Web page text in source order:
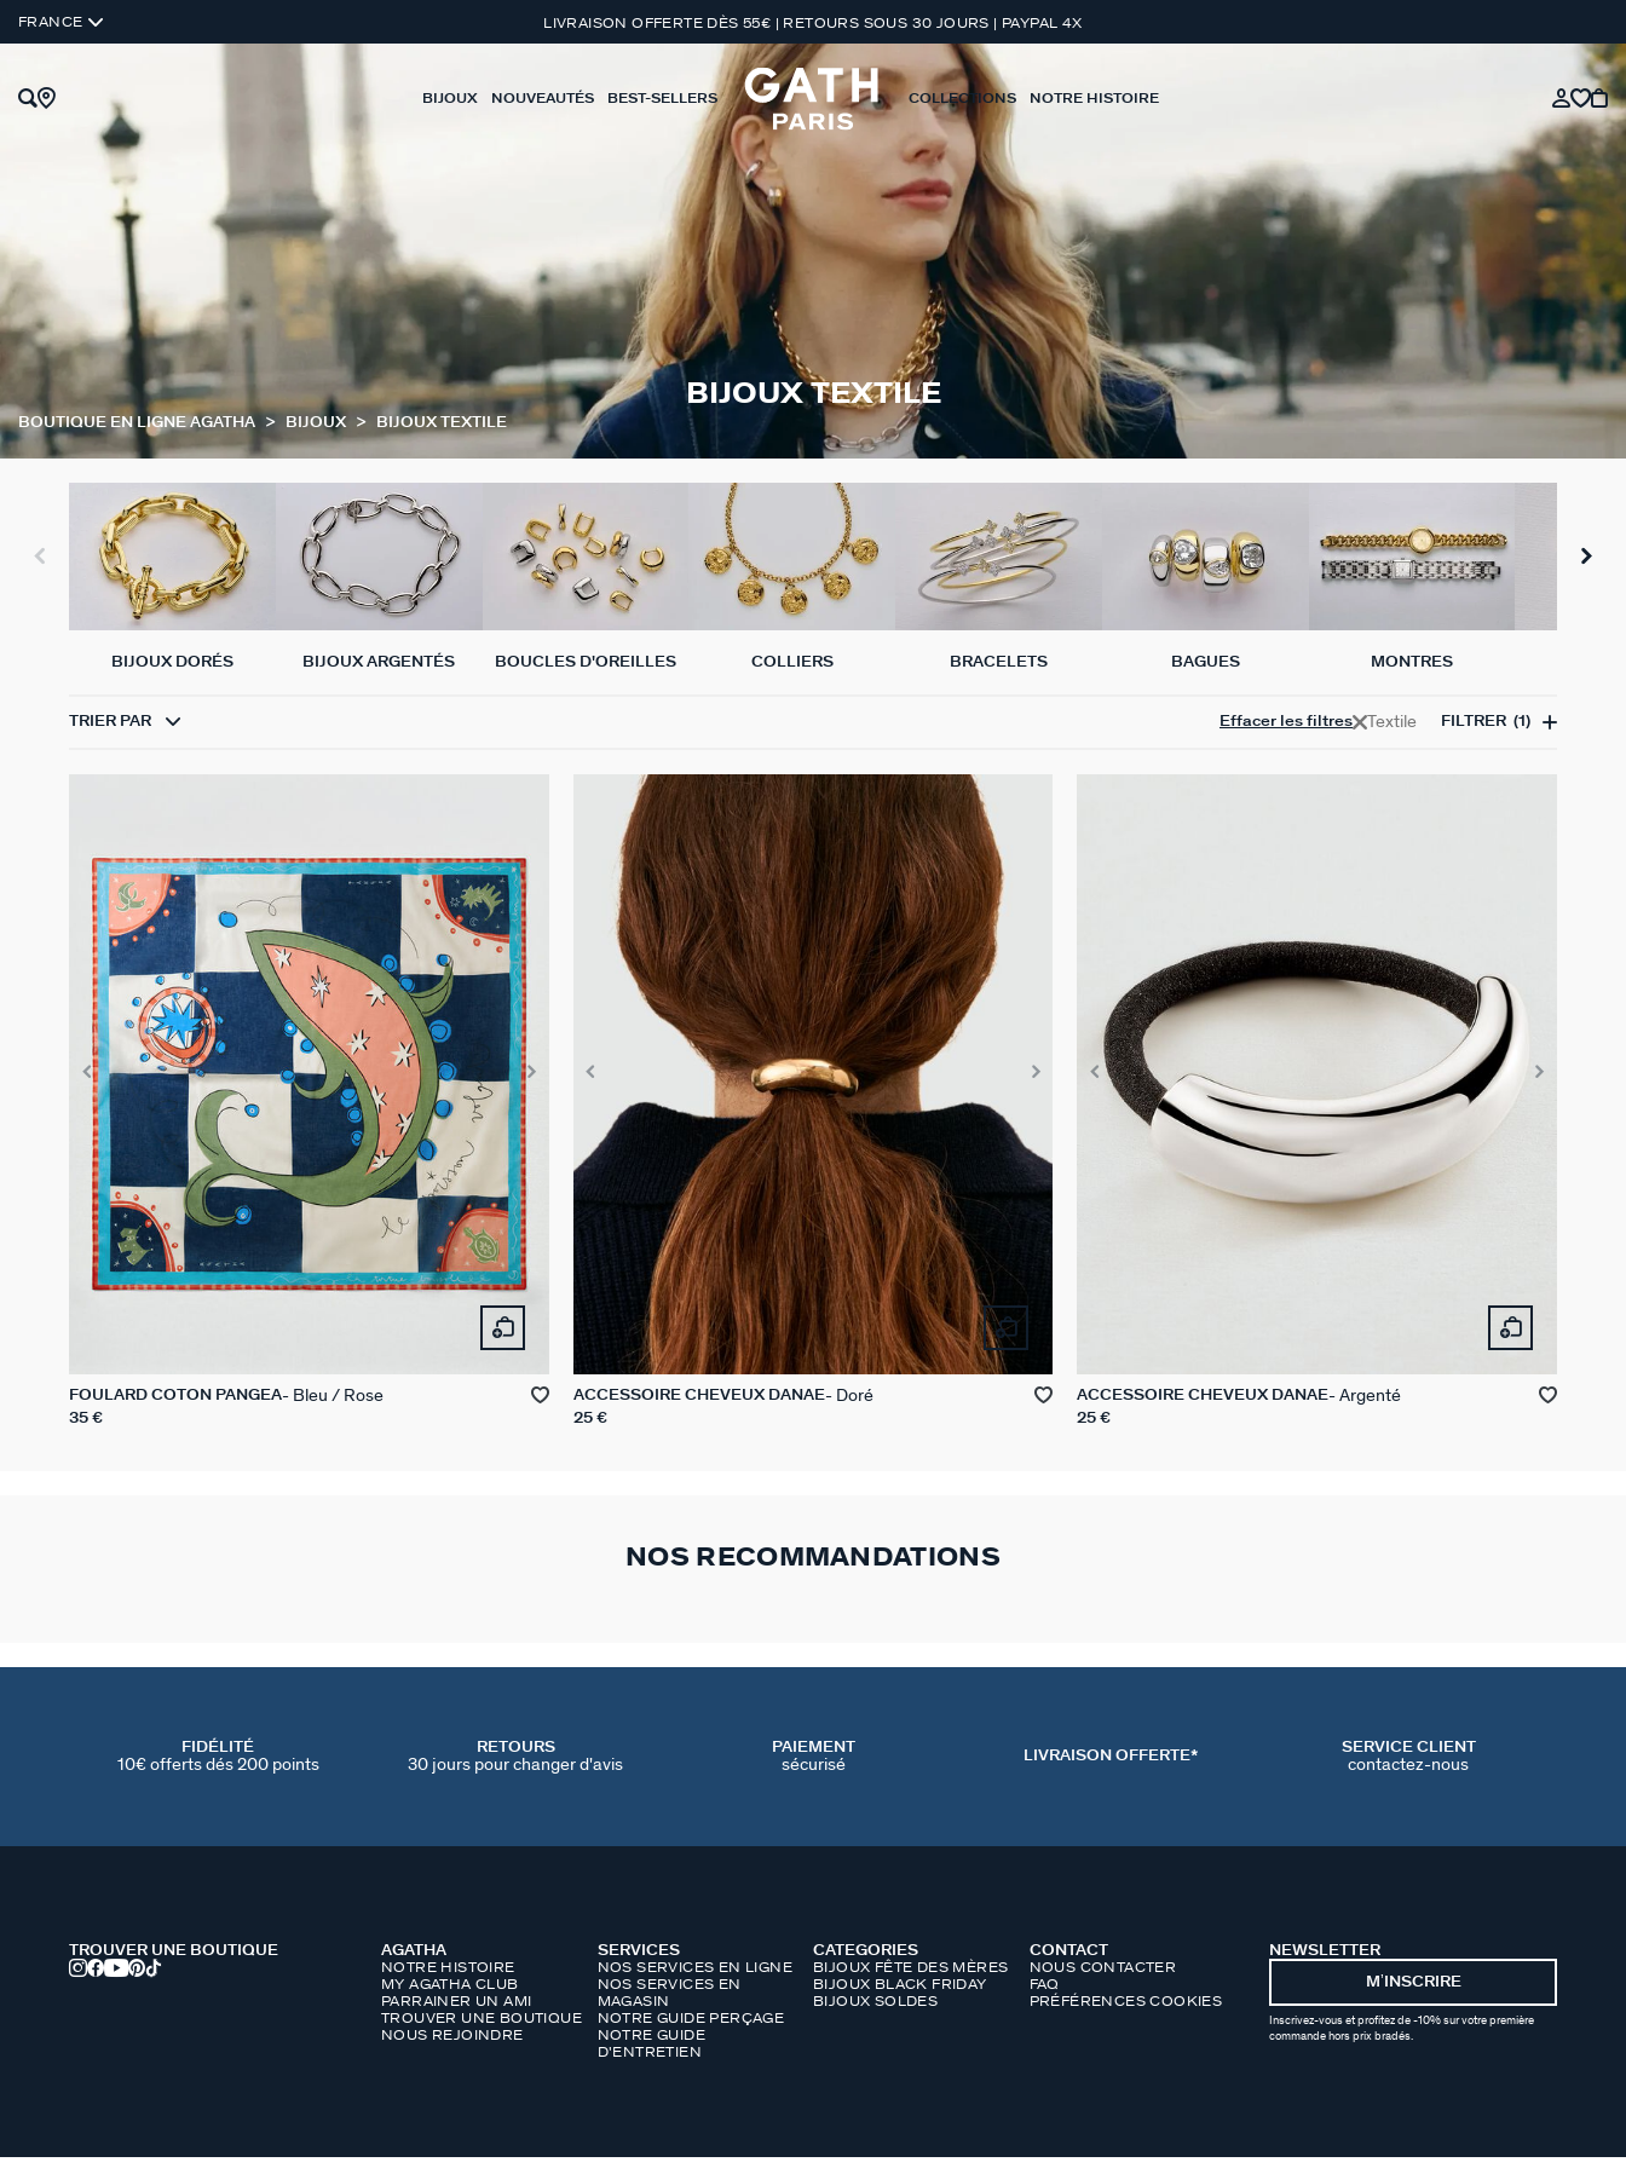
FRANCE LIVRAISON OFFERTE DÈS 55€ | RETOURS SOUS 30 JOURS | PAYPAL 4X
BIJOUX NOUVEAUTÉS BEST-SELLERS COLLECTIONS NOTRE HISTOIRE
BIJOUX TEXTILE
BIJOUX DORÉS BIJOUX ARGENTÉS BOUCLES D'OREILLES COLLIERS BRACELETS BAGUES MONTRES
BOUTIQUE EN LIGNE AGATHA BIJOUX BIJOUX TEXTILE
TRIER PAR Textile
Effacer les filtres FILTRER (1)
FOULARD COTON PANGEA Bleu / Rose
35 €
ACCESSOIRE CHEVEUX DANAE Doré
25 €
ACCESSOIRE CHEVEUX DANAE Argenté
25 €
NOS RECOMMANDATIONS
FIDÉLITÉ
10€ offerts dés 200 points
RETOURS
30 jours pour changer d'avis
PAIEMENT
sécurisé LIVRAISON OFFERTE*
SERVICE CLIENT
contactez-nous
NEWSLETTER
MʼINSCRIRE
Inscrivez-vous et profitez de -10% sur votre première
commande hors prix bradés.
AGATHA
NOTRE HISTOIRE
MY AGATHA CLUB
PARRAINER UN AMI
TROUVER UNE BOUTIQUE
NOUS REJOINDRE
SERVICES
NOS SERVICES EN LIGNE
NOS SERVICES EN
MAGASIN
NOTRE GUIDE PERÇAGE
NOTRE GUIDE
D'ENTRETIEN
CATEGORIES
BIJOUX FÊTE DES MÈRES
BIJOUX BLACK FRIDAY
BIJOUX SOLDES
CONTACT
NOUS CONTACTER
FAQ
PRÉFÉRENCES COOKIES
TROUVER UNE BOUTIQUE